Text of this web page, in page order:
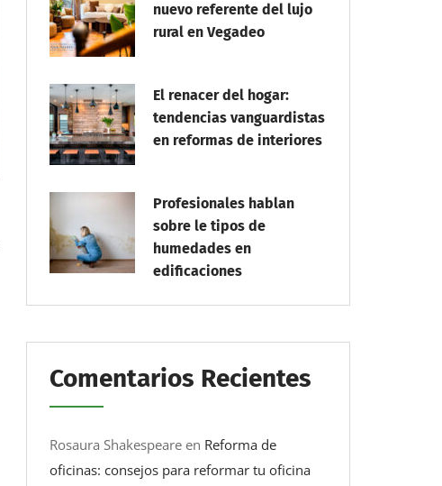
nuevo referente del lujo
rural en Vegadeo
El renacer del hogar:
tendencias vanguardistas
en reformas de interiores
Profesionales hablan
sobre le tipos de
humedades en
edificaciones
Comentarios Recientes
Rosaura Shakespeare en Reforma de
oficinas: consejos para reformar tu oficina